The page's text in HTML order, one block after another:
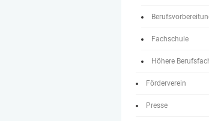
Fachschule
Höhere
Förderverein
Presse